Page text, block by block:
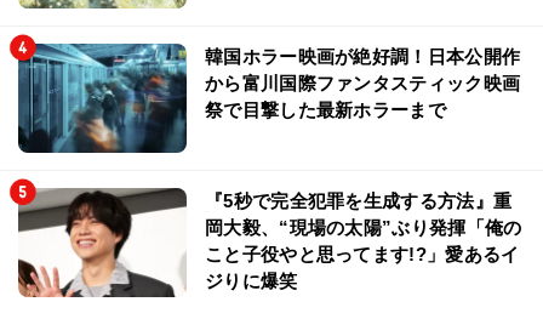
韓国ホラー映画が絶好調！日本公開作
から富川国際ファンタスティック映画
祭で目撃した最新ホラーまで
『5秒で完全犯罪を生成する方法』重
岡大毅、“現場の太陽”ぶり発揮「俺の
こと子役やと思ってます!?」愛あるイ
ジりに爆笑